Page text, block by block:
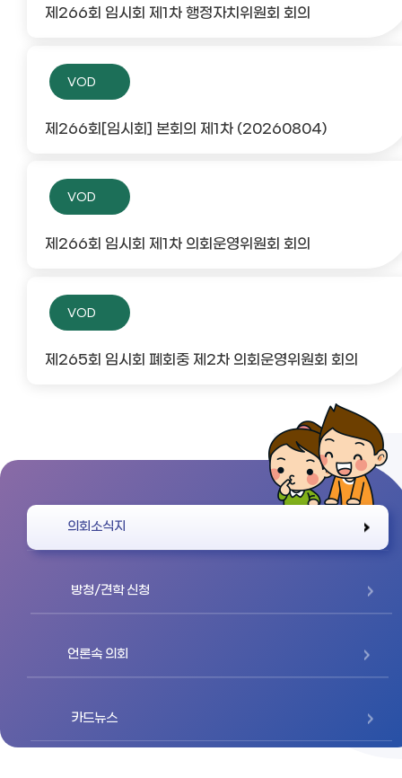
제266회 임시회 제1차 행정자치위원회 회의
VOD
제266회[임시회] 본회의 제1차 (20260804)
VOD
제266회 임시회 제1차 의회운영위원회 회의
VOD
제265회 임시회 폐회중 제2차 의회운영위원회 회의
의회소식지
방청/견학 신청
언론속 의회
카드뉴스